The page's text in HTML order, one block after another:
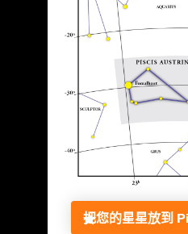
把您的星星放到